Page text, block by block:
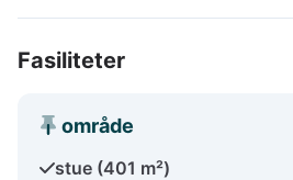
Fasiliteter
område
stue (401 m²)